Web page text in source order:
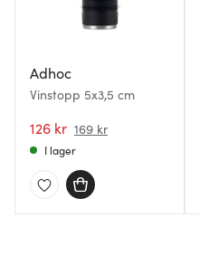
Adhoc
Vinstopp 5x3,5 cm
126 kr 169 kr
I lager